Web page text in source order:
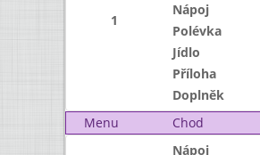
1
Nápoj
Polévka
Jídlo
Příloha
Doplněk
Menu
Chod
Nápoj